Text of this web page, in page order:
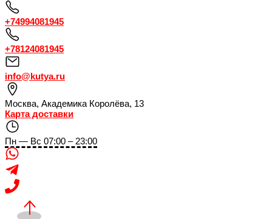
+74994081945
+78124081945
info@kutya.ru
Москва, Академика Королёва, 13
Карта доставки
Пн — Вс 07:00 – 23:00